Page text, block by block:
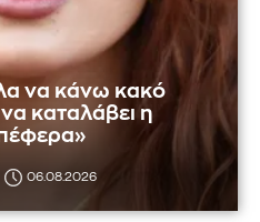
να κάνω κακό
καταλάβει η
06.08.2026